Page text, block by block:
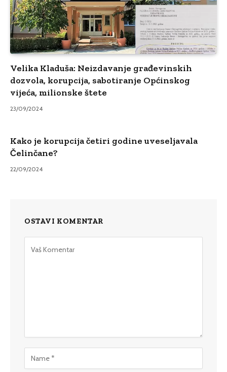
Velika Kladuša: Neizdavanje građevinskih
dozvola, korupcija, sabotiranje Općinskog
vijeća, milionske štete
23/09/2024
Kako je korupcija četiri godine uveseljavala
Čelinčane?
22/09/2024
OSTAVI KOMENTAR